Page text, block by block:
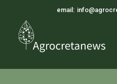
email: